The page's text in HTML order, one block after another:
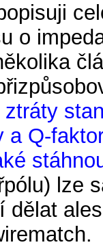
o
a Q-
lze
dělat